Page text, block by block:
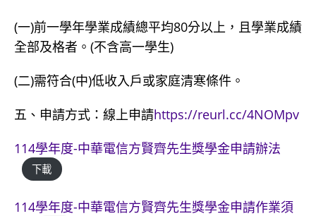
(一)前一學年學業成績總平均80分以上，且學業成績
全部及格者。(不含高一學生)
(二)需符合(中)低收入戶或家庭清寒條件。
五、申請方式：線上申請https://reurl.cc/4NOMpv
114學年度-中華電信方賢齊先生獎學金申請辦法
下載
114學年度-中華電信方賢齊先生獎學金申請作業須